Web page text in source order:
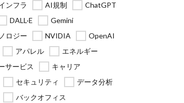
ンフラ
AI規制
ChatGPT
DALL·E
Gemini
ロジー
NVIDIA
OpenAI
アパレル
エネルギー
サービス
キャリア
セキュリティ
データ分析
バックオフィス